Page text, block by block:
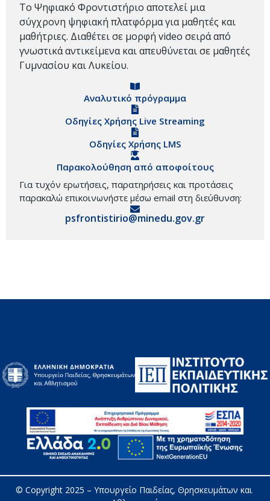
Το Ψηφιακό Φροντιστήριο αποτελεί μια
σύγχρονη ψηφιακή πλατφόρμα για μαθητές και
μαθήτριες. Διαθέτει σε μορφή video σειρά από
γνωστικά αντικείμενα και απευθύνεται σε μαθητές
Γυμνασίου και Λυκείου.
Αναλυτικό πρόγραμμα
Οδηγίες Χρήσης Live Streaming
Οδηγίες Χρήσης LMS
Παρακολούθηση από αποφοίτους
Για τυχόν ερωτήσεις, παρατηρήσεις και προτάσεις
παρακαλώ επικοινωνήστε μέσω email στη διεύθυνση:
psfrontistirio@minedu.gov.gr
© Copyright 2025 – Υπουργείο Παιδείας, Θρησκευμάτων και